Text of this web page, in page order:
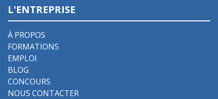
L'ENTREPRISE
À PROPOS
FORMATIONS
EMPLOI
BLOG
CONCOURS
NOUS CONTACTER